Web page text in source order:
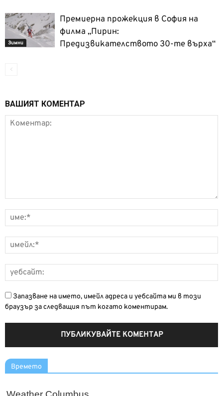
Зимни
Премиерна прожекция в София на
филма „Пирин:
Предизвикателството 30-те върха“
ВАШИЯТ КОМЕНТАР
Запазване на името, имейл адреса и уебсайта ми в този
браузър за следващия път когато коментирам.
Времето